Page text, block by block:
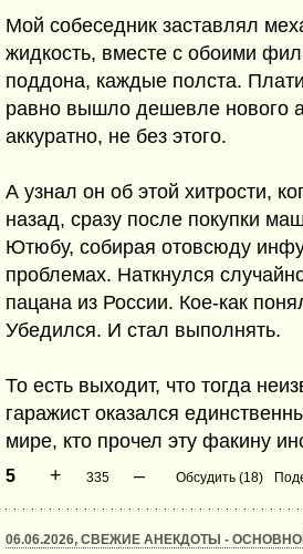
Мой собеседник заставлял
жидкость, вместе с обоими
поддона, каждые полста.
равно вышло дешевле нового
аккуратно, не без этого.
А узнал он об этой хитрости,
назад, сразу после покупки
Ютюбу, собирая отовсюду
проблемах. Наткнулся
пацана из России. Кое-как
Убедился. И стал выполнять.
То есть выходит, что тогда
гаражист оказался
мире, кто прочел эту факину
5 + 335 – Обсудить (18)
06.06.2026, СВЕЖИЕ АНЕКДОТЫ -